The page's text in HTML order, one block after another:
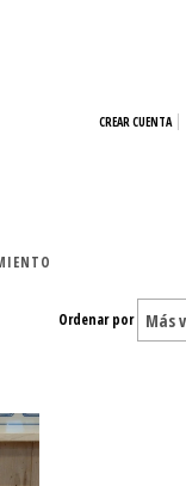
CREAR CUENTA
Ordenar por